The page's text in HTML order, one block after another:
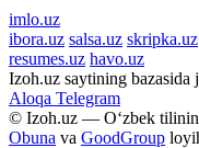
imlo.uz
ibora.uz salsa.uz skripka.uz
resumes.uz havo.uz
Izoh.uz saytining bazasida
Aloqa Telegram
© Izoh.uz — O‘zbek
Obuna va GoodGroup